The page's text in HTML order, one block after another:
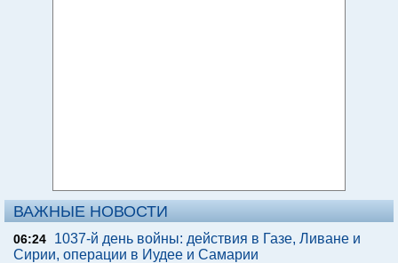
ВАЖНЫЕ НОВОСТИ
06:24
1037-й день войны: действия в Газе, Ливане и
Сирии, операции в Иудее и Самарии